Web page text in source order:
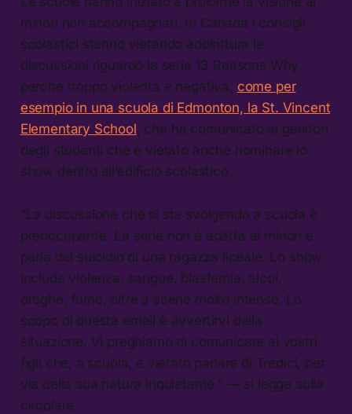
minori non accompagnati. In Canada i consigli
scolastici stanno vietando addirittura le
discussioni riguardo la serie 13 Reasons Why,
perché troppo violenta e negativa, come per
esempio in una scuola di Edmonton, la St. Vincent
Elementary School , che ha comunicato ai genitori
degli studenti che è vietato anche nominare lo
show dentro all’edificio scolastico.
“La discussione che si sta svolgendo a scuola è
preoccupante. La serie non è adatta ai minori e
parla del suicidio di una ragazza liceale. Lo show
include violenza, sangue, blasfemia, alcol,
droghe, fumo, oltre a scene molto intense. Lo
scopo di questa email è avvertirvi della
situazione. Vi preghiamo di comunicare ai vostri
figli che, a scuola, è vietato parlare di Tredici, per
via della sua natura inquietante.” — si legge sulla
circolare.